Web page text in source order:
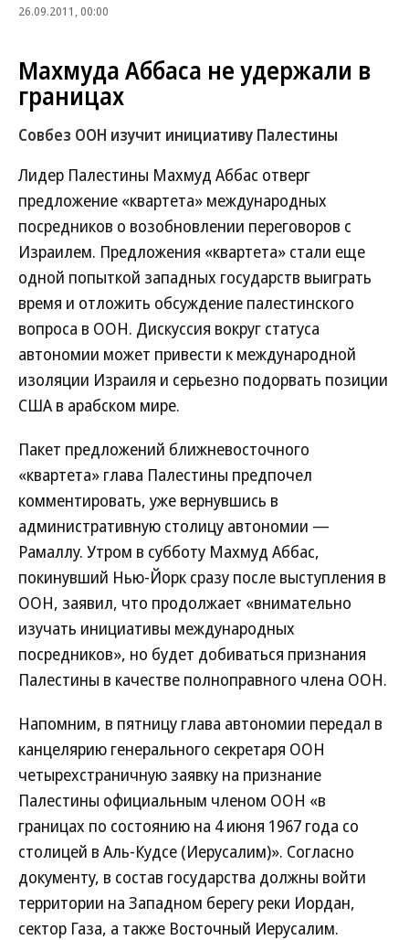
26.09.2011, 00:00
Махмуда Аббаса не удержали в
границах
Совбез ООН изучит инициативу Палестины
Лидер Палестины Махмуд Аббас отверг
предложение «квартета» международных
посредников о возобновлении переговоров с
Израилем. Предложения «квартета» стали еще
одной попыткой западных государств выиграть
время и отложить обсуждение палестинского
вопроса в ООН. Дискуссия вокруг статуса
автономии может привести к международной
изоляции Израиля и серьезно подорвать позиции
США в арабском мире.
Пакет предложений ближневосточного
«квартета» глава Палестины предпочел
комментировать, уже вернувшись в
административную столицу автономии —
Рамаллу. Утром в субботу Махмуд Аббас,
покинувший Нью-Йорк сразу после выступления в
ООН, заявил, что продолжает «внимательно
изучать инициативы международных
посредников», но будет добиваться признания
Палестины в качестве полноправного члена ООН.
Напомним, в пятницу глава автономии передал в
канцелярию генерального секретаря ООН
четырехстраничную заявку на признание
Палестины официальным членом ООН «в
границах по состоянию на 4 июня 1967 года со
столицей в Аль-Кудсе (Иерусалим)». Согласно
документу, в состав государства должны войти
территории на Западном берегу реки Иордан,
сектор Газа, а также Восточный Иерусалим.